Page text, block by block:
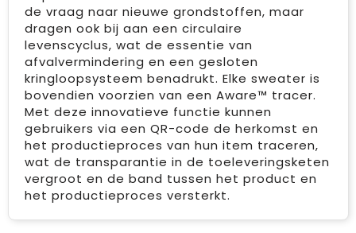
de vraag naar nieuwe grondstoffen, maar
dragen ook bij aan een circulaire
levenscyclus, wat de essentie van
afvalvermindering en een gesloten
kringloopsysteem benadrukt. Elke sweater is
bovendien voorzien van een Aware™ tracer.
Met deze innovatieve functie kunnen
gebruikers via een QR-code de herkomst en
het productieproces van hun item traceren,
wat de transparantie in de toeleveringsketen
vergroot en de band tussen het product en
het productieproces versterkt.